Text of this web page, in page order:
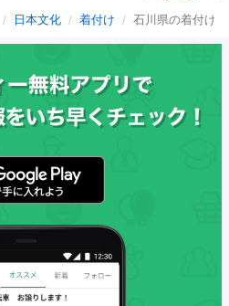
日本文化 着付け 石川県の着付け